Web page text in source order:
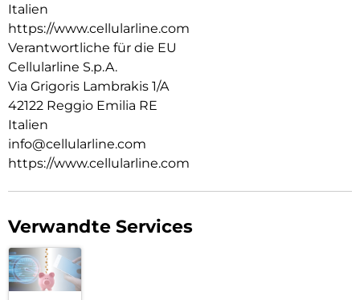
Italien
https://www.cellularline.com
Verantwortliche für die EU
Cellularline S.p.A.
Via Grigoris Lambrakis 1/A
42122 Reggio Emilia RE
Italien
info@cellularline.com
https://www.cellularline.com
Verwandte Services